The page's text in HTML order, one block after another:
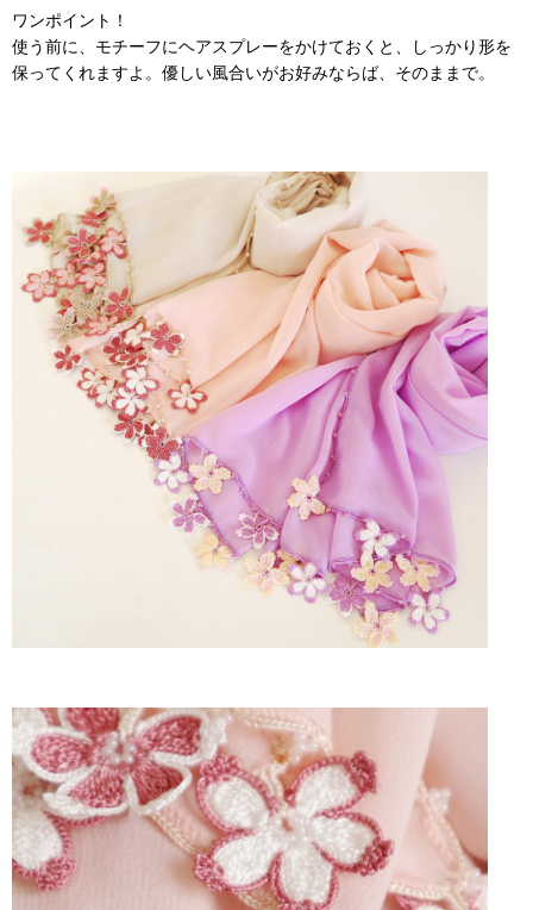
ワンポイント！
使う前に、モチーフにヘアスプレーをかけておくと、しっかり形を
保ってくれますよ。優しい風合いがお好みならば、そのままで。